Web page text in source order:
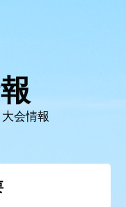
会情報